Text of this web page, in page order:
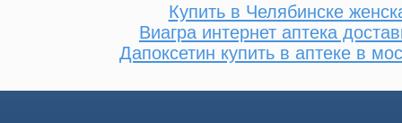
Купить в Челябинске
Виагра интернет аптека
Дапоксетин купить в аптеке в